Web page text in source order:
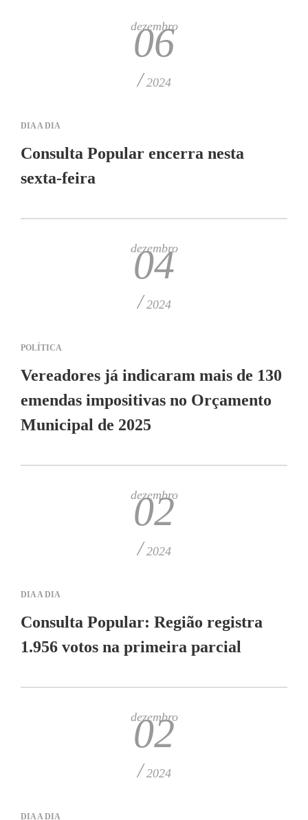
dezembro
06
/ 2024
DIA A DIA
Consulta Popular encerra nesta
sexta-feira
dezembro
04
/ 2024
POLÍTICA
Vereadores já indicaram mais de 130
emendas impositivas no Orçamento
Municipal de 2025
dezembro
02
/ 2024
DIA A DIA
Consulta Popular: Região registra
1.956 votos na primeira parcial
dezembro
02
/ 2024
DIA A DIA